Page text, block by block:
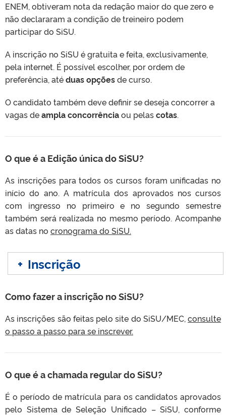
ENEM, obtiveram nota da redação maior do que zero e
não declararam a condição de treineiro podem
participar do SiSU.
A inscrição no SiSU é gratuita e feita, exclusivamente,
pela internet. É possível escolher, por ordem de
preferência, atéduas opçõesde curso.
O candidato também deve definir se deseja concorrer a
vagas deampla concorrênciaou pelascotas.
O que é a Edição única do SiSU?
As inscrições para todos os cursos foram unificadas no
início do ano. A matrícula dos aprovados nos cursos
com ingresso no primeiro e no segundo semestre
também será realizada no mesmo período. Acompanhe
as datas no cronograma do SiSU.
+ Inscrição
Como fazer a inscrição no SiSU?
As inscrições são feitas pelo site do SiSU/MEC, consulte
o passo a passo para se inscrever.
O que é a chamada regular do SiSU?
É o período de matrícula para os candidatos aprovados
pelo Sistema de Seleção Unificado – SiSU, conforme